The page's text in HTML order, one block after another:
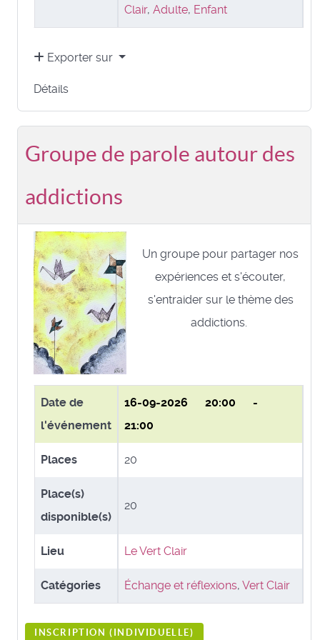
Clair, Adulte, Enfant
Exporter sur
Détails
Groupe de parole autour des
addictions
Un groupe pour partager nos
expériences et s'écouter,
s'entraider sur le thème des
addictions.
Date de
l'événement
16-09-2026 20:00 -
21:00
Places 20
Place(s)
disponible(s)
20
Lieu Le Vert Clair
Catégories Échange et réflexions, Vert Clair
INSCRIPTION ( INDIVIDUELLE)